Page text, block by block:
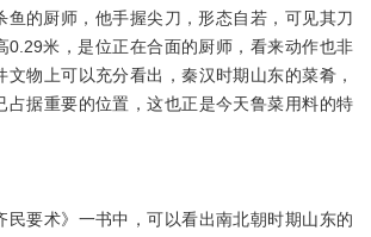
鱼的厨师，他手握尖刀，形态自若，可见其刀
0.29米，是位正在合面的厨师，看来动作也非
文物上可以充分看出，秦汉时期山东的菜肴，
占据重要的位置，这也正是今天鲁菜用料的特
民要术》一书中，可以看出南北朝时期山东的